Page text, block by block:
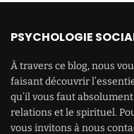
PSYCHOLOGIE
À travers ce blog, nous
faisant découvrir
qu’il vous faut
relations et le spirituel.
vous invitons à nous